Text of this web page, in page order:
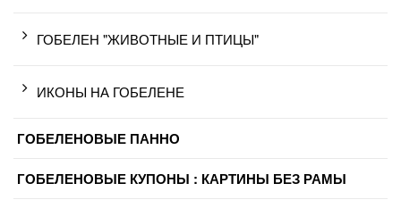
ГОБЕЛЕН "ЖИВОТНЫЕ И ПТИЦЫ"
ИКОНЫ НА ГОБЕЛЕНЕ
ГОБЕЛЕНОВЫЕ ПАННО
ГОБЕЛЕНОВЫЕ КУПОНЫ : КАРТИНЫ БЕЗ РАМЫ